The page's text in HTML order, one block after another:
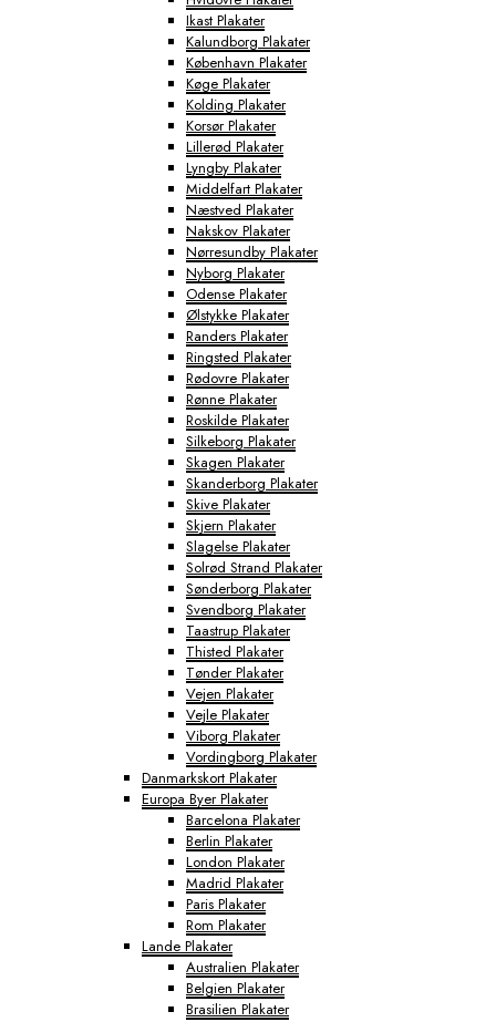
Ikast Plakater
Kalundborg Plakater
København Plakater
Køge Plakater
Kolding Plakater
Korsør Plakater
Lillerød Plakater
Lyngby Plakater
Middelfart Plakater
Næstved Plakater
Nakskov Plakater
Nørresundby Plakater
Nyborg Plakater
Odense Plakater
Ølstykke Plakater
Randers Plakater
Ringsted Plakater
Rødovre Plakater
Rønne Plakater
Roskilde Plakater
Silkeborg Plakater
Skagen Plakater
Skanderborg Plakater
Skive Plakater
Skjern Plakater
Slagelse Plakater
Solrød Strand Plakater
Sønderborg Plakater
Svendborg Plakater
Taastrup Plakater
Thisted Plakater
Tønder Plakater
Vejen Plakater
Vejle Plakater
Viborg Plakater
Vordingborg Plakater
Danmarkskort Plakater
Europa Byer Plakater
Barcelona Plakater
Berlin Plakater
London Plakater
Madrid Plakater
Paris Plakater
Rom Plakater
Lande Plakater
Australien Plakater
Belgien Plakater
Brasilien Plakater